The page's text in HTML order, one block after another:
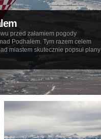
przed załamiem pogody
Podhalem. Tym razem celem
miastem skutecznie popsuł plany